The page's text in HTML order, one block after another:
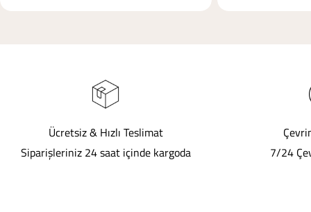
Ücretsiz & Hızlı Teslimat
Siparişleriniz 24 saat içinde kargoda
7/24